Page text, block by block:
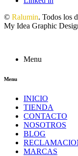
© Ralumin. Todos los
My Idea Graphic
Menu
Menu
INICIO
TIENDA
CONTACTO
NOSOTROS
BLOG
MARCAS